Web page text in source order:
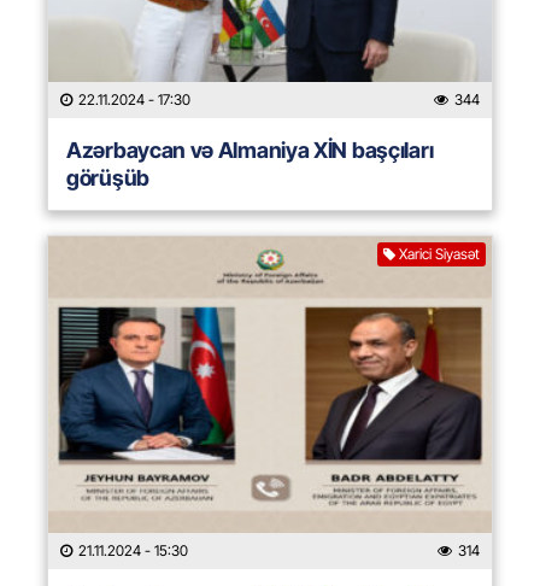
22.11.2024 - 17:30 344
Azərbaycan və Almaniya XİN başçıları
görüşüb
Xarici Siyasət
21.11.2024 - 15:30 314